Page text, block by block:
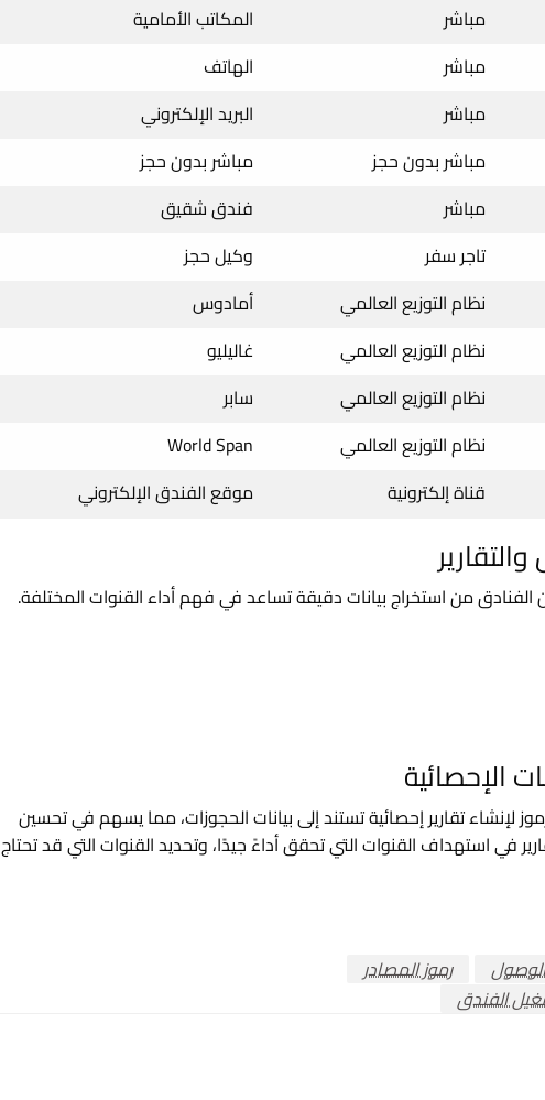
مباشر
المكاتب الأمامية
مباشر
الهاتف
مباشر
البريد الإلكتروني
مباشر بدون حجز
مباشر بدون حجز
مباشر
فندق شقيق
تاجر سفر
وكيل حجز
نظام التوزيع العالمي
أمادوس
نظام التوزيع العالمي
غاليليو
نظام التوزيع العالمي
سابر
نظام التوزيع العالمي
World Span
قناة إلكترونية موقع الفندق الإلكتروني
من استخراج بيانات دقيقة تساعد في فهم أداء القنوات المختلفة.
الإحصائية
لإنشاء تقارير إحصائية تستند إلى بيانات الحجوزات، مما يسهم في تحسين
في استهداف القنوات التي تحقق أداءً جيدًا، وتحديد القنوات التي قد تحتاج
رموز المصادر
الفندق